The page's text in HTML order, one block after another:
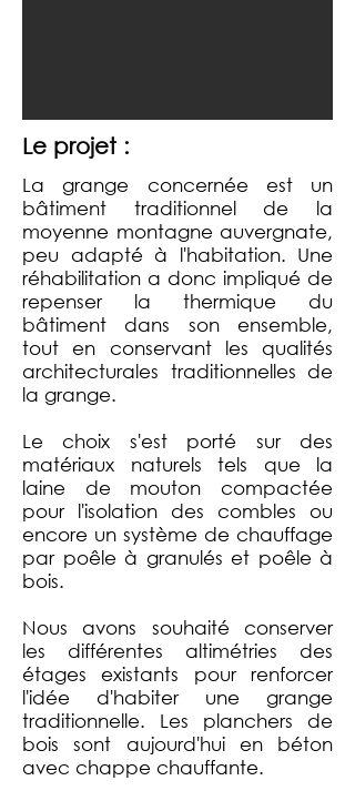
Le projet :
La grange concernée est un
bâtiment traditionnel de la
moyenne montagne auvergnate,
peu adapté à l'habitation. Une
réhabilitation a donc impliqué de
repenser la thermique du
bâtiment dans son ensemble,
tout en conservant les qualités
architecturales traditionnelles de
la grange.
Le choix s'est porté sur des
matériaux naturels tels que la
laine de mouton compactée
pour l'isolation des combles ou
encore un système de chauffage
par poêle à granulés et poêle à
bois.
Nous avons souhaité conserver
les différentes altimétries des
étages existants pour renforcer
l'idée d'habiter une grange
traditionnelle. Les planchers de
bois sont aujourd'hui en béton
avec chappe chauffante.